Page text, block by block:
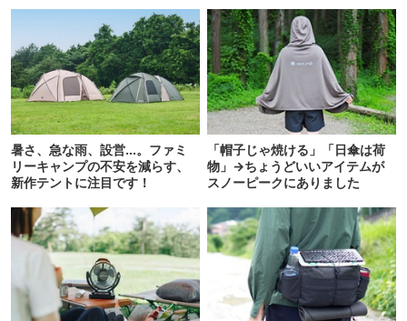
暑さ、急な雨、設営…。ファミ
リーキャンプの不安を減らす、
新作テントに注目です！
「帽子じゃ焼ける」「日傘は荷
物」→ちょうどいいアイテムが
スノーピークにありました